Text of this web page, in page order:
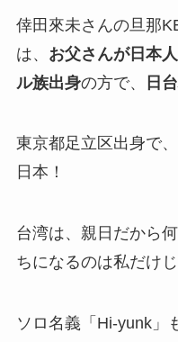
倖田來未さんの旦那
は、 お父さんが日本
ル族出身の方で、 日
東京都足立区出身で
日本！
台湾は、親日だから
ちになるのは私だけじ
ソロ名義「Hi-yunk」